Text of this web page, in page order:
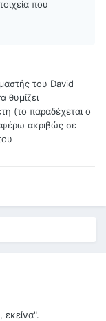
που
του David
θυμίζει
(το παραδέχεται ο
ακριβώς σε